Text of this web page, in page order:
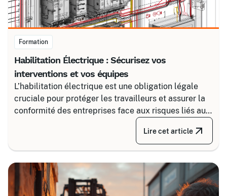
Formation
Habilitation Électrique : Sécurisez vos
interventions et vos équipes
L’habilitation électrique est une obligation légale
cruciale pour protéger les travailleurs et assurer la
conformité des entreprises face aux risques liés au
courant. Certalis vous accompagne avec des
formations sur-mesure, initiales ou de recyclage,
pour maîtriser tous les niveaux de sécurité, du
tension.
Lire cet article